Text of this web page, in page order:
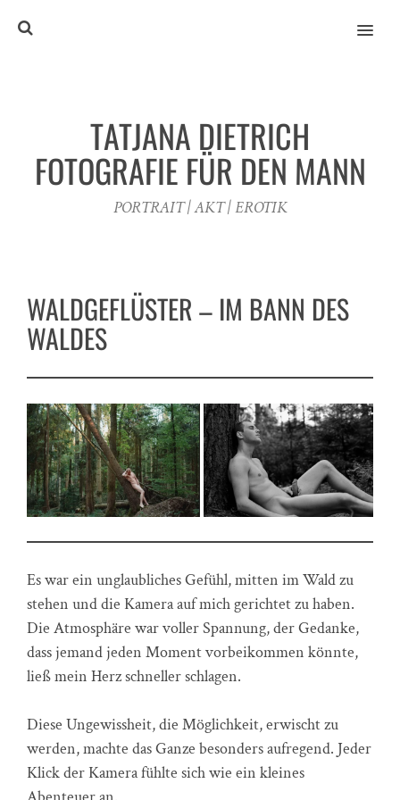
MENU
TATJANA DIETRICH
FOTOGRAFIE FÜR DEN MANN
PORTRAIT | AKT | EROTIK
WALDGEFLÜSTER – IM BANN DES
WALDES
Es war ein unglaubliches Gefühl, mitten im Wald zu
stehen und die Kamera auf mich gerichtet zu haben.
Die Atmosphäre war voller Spannung, der Gedanke,
dass jemand jeden Moment vorbeikommen könnte,
ließ mein Herz schneller schlagen.
Diese Ungewissheit, die Möglichkeit, erwischt zu
werden, machte das Ganze besonders aufregend. Jeder
Klick der Kamera fühlte sich wie ein kleines